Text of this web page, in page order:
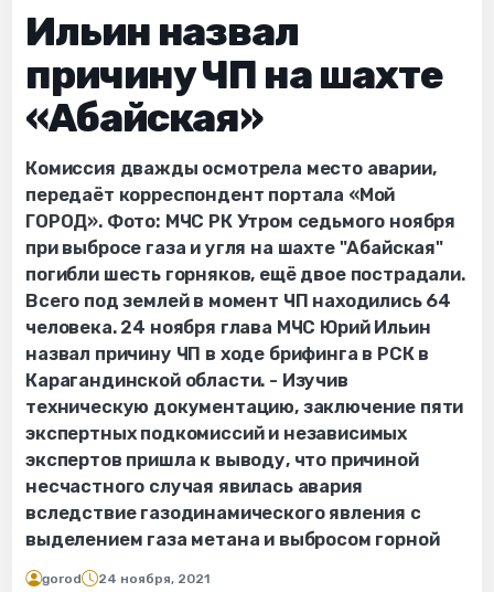
Ильин назвал
причину ЧП на шахте
«Абайская»
Комиссия дважды осмотрела место аварии,
передаёт корреспондент портала «Мой
ГОРОД». Фото: МЧС РК Утром седьмого ноября
при выбросе газа и угля на шахте "Абайская"
погибли шесть горняков, ещё двое пострадали.
Всего под землей в момент ЧП находились 64
человека. 24 ноября глава МЧС Юрий Ильин
назвал причину ЧП в ходе брифинга в РСК в
Карагандинской области. - Изучив
техническую документацию, заключение пяти
экспертных подкомиссий и независимых
экспертов пришла к выводу, что причиной
несчастного случая явилась авария
вследствие газодинамического явления с
выделением газа метана и выбросом горной
gorod 24 ноября, 2021